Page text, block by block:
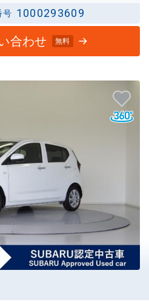
号 1000293609
合わせ 無料